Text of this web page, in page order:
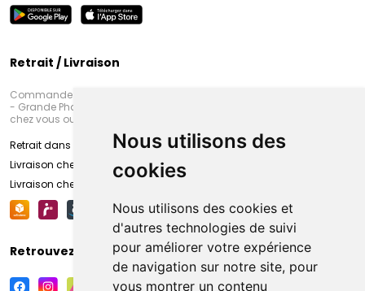
Nous utilisons des
cookies
Nous utilisons des cookies et
d'autres technologies de suivi
pour améliorer votre expérience
de navigation sur notre site, pour
vous montrer un contenu
Retrait / Livraison
Commandez en ligne et venez chercher votre commande à Amiens
- Grande Pharmacie d’Amiens (Fachon) ou recevez-là rapidement
chez vous ou en point retrait
Retrait dans la pharmacie d’Amiens
Livraison chez vous
Livraison chez votre commerçant
Retrouvez-nous sur vos réseaux sociaux